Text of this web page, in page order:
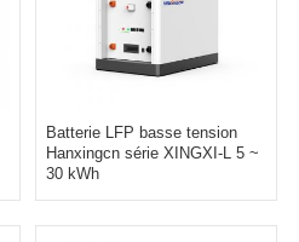
Batterie LFP basse tension
Hanxingcn série XINGXI-L 5 ~
30 kWh